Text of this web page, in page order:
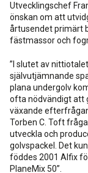
Utvecklingschef
önskan om att
årtusendet primärt
fästmassor och
”I slutet av
självutjämnande
plana undergolv
ofta nödvändigt att
växande
Torben C. Toft
utveckla och
golvspackel. Det
föddes 2001 Alfix
PlaneMix 50”.